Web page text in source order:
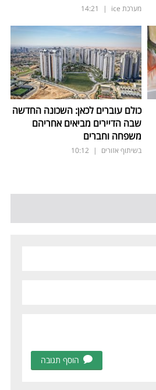
מערכת ice |
14:21
כולם עוברים לכאן: השכונה החדשה
שבה הדיירים מביאים אחריהם
משפחה וחברים
בשיתוף אזורים |
10:12
הוסף תגובה